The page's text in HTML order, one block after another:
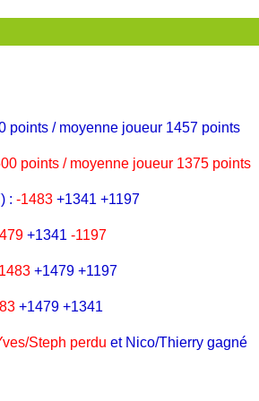
points / moyenne joueur 1457 points
points / moyenne joueur 1375 points
: -1483 +1341 +1197
+1341 -1197
+1479 +1197
+1479 +1341
Steph perdu et Nico/Thierry gagné